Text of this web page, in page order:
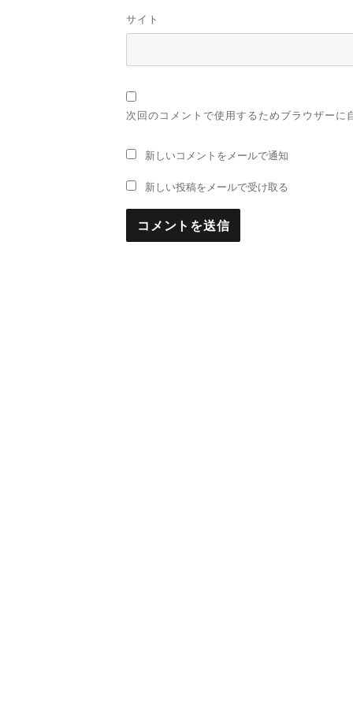
サイト
次回のコメントで使用するためブラウザーに
新しいコメントをメールで通知
新しい投稿をメールで受け取る